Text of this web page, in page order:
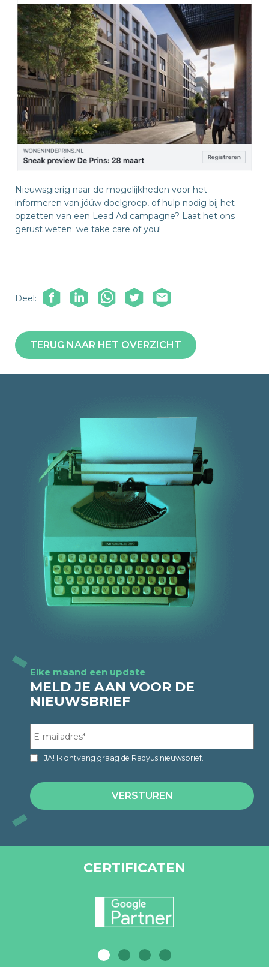
Nieuwsgierig naar de mogelijkheden voor het
informeren van jóúw doelgroep, of hulp nodig bij het
opzetten van een Lead Ad campagne? Laat het ons
gerust weten; we take care of you!
Deel:
TERUG NAAR HET OVERZICHT
Elke maand een update
MELD JE AAN VOOR DE
NIEUWSBRIEF
JA! Ik ontvang graag de Radyus nieuwsbrief.
CERTIFICATEN